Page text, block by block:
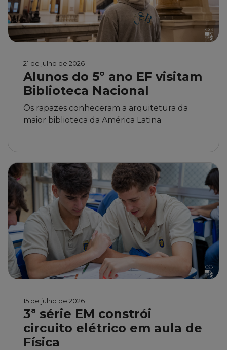
21 de julho de 2026
Alunos do 5º ano EF visitam
Biblioteca Nacional
Os rapazes conheceram a arquitetura da
maior biblioteca da América Latina
15 de julho de 2026
3ª série EM constrói
circuito elétrico em aula de
Física